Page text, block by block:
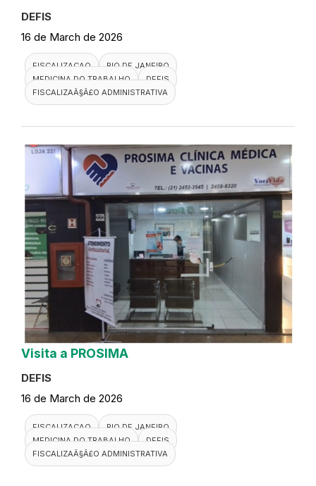
DEFIS
16 de March de 2026
FISCALIZACAO
RIO DE JANEIRO
MEDICINA DO TRABALHO
DEFIS
FISCALIZAÃ§Ã£O ADMINISTRATIVA
Visita a PROSIMA
DEFIS
16 de March de 2026
FISCALIZACAO
RIO DE JANEIRO
MEDICINA DO TRABALHO
DEFIS
FISCALIZAÃ§Ã£O ADMINISTRATIVA